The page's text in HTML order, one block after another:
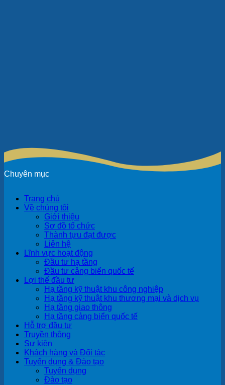
Chuyên mục
Trang chủ
Về chúng tôi
Giới thiệu
Sơ đồ tổ chức
Thành tựu đạt được
Liên hệ
Lĩnh vực hoạt động
Đầu tư hạ tầng
Đầu tư cảng biển quốc tế
Lợi thế đầu tư
Hạ tầng kỹ thuật khu công nghiệp
Hạ tầng kỹ thuật khu thương mại và dịch vụ
Hạ tầng giao thông
Hạ tầng cảng biển quốc tế
Hỗ trợ đầu tư
Truyền thông
Sự kiện
Khách hàng và Đối tác
Tuyển dụng & Đào tạo
Tuyển dụng
Đào tạo